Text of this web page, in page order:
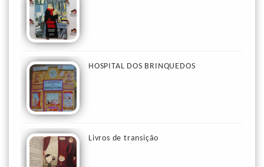
HOSPITAL DOS BRINQUEDOS
Livros de transição